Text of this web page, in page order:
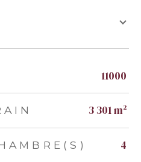
TRAD_ZEPHYR_Valeurs
11000
3 301 m²
4